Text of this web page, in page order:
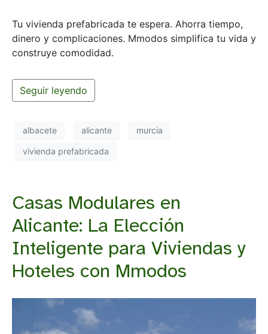
Tu vivienda prefabricada te espera. Ahorra tiempo,
dinero y complicaciones. Mmodos simplifica tu vida y
construye comodidad.
Seguir leyendo
albacete alicante murcia
vivienda prefabricada
Casas Modulares en
Alicante: La Elección
Inteligente para Viviendas y
Hoteles con Mmodos